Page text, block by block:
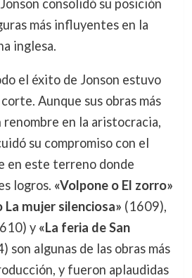
consolidó su posición
más influyentes en la
inglesa.
el éxito de Jonson estuvo
Aunque sus obras más
en la aristocracia,
su compromiso con el
en este terreno donde
logros. «Volpone o El zorro»
La mujer silenciosa» (1609),
y «La feria de San
son algunas de las obras más
y fueron aplaudidas